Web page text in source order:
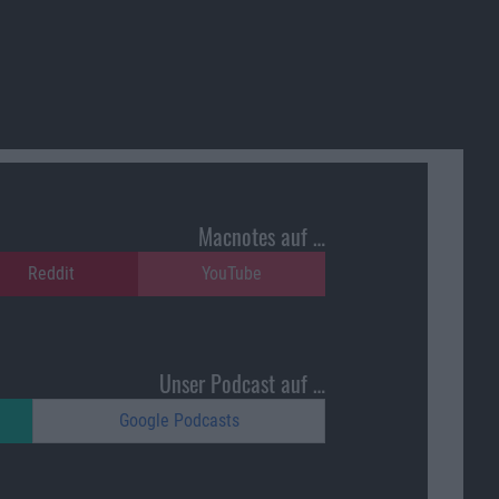
Macnotes auf …
Reddit YouTube
Unser Podcast auf …
Google Podcasts